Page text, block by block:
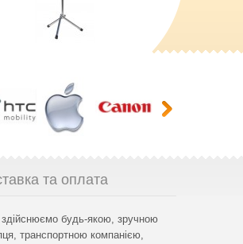
та оплата
будь-якою, зручною
транспортною компанією,